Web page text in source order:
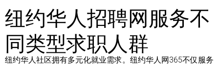
纽约华人招聘网服务不
同类型求职人群
纽约华人社区拥有多元化就业需求。纽约华人网365不仅服务